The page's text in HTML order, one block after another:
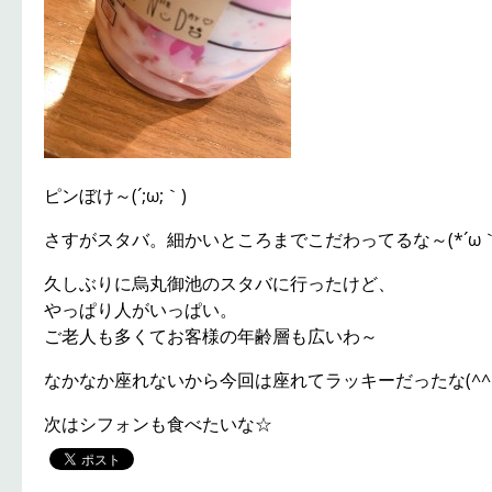
ピンぼけ～(´;ω;｀)
さすがスタバ。細かいところまでこだわってるな～(*´ω
久しぶりに烏丸御池のスタバに行ったけど、
やっぱり人がいっぱい。
ご老人も多くてお客様の年齢層も広いわ～
なかなか座れないから今回は座れてラッキーだったな
次はシフォンも食べたいな☆